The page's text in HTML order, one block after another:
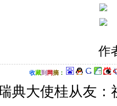
作
收藏到 网摘：
典大使桂从友